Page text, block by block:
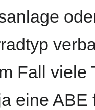
Fall viele
eine